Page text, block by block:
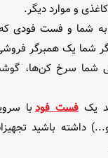
و موارد دیگر.
به شما و فست فودی
شما یک همبرگر
شما سرخ کن‌ها،
یک فست فودبا
داشته باشید